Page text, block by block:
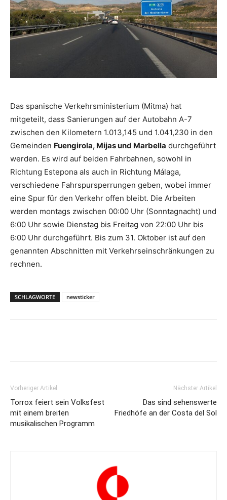
Das spanische Verkehrsministerium (Mitma) hat
mitgeteilt, dass Sanierungen auf der Autobahn A-7
zwischen den Kilometern 1.013,145 und 1.041,230 in den
Gemeinden Fuengirola, Mijas und Marbella durchgeführt
werden. Es wird auf beiden Fahrbahnen, sowohl in
Richtung Estepona als auch in Richtung Málaga,
verschiedene Fahrspursperrungen geben, wobei immer
eine Spur für den Verkehr offen bleibt. Die Arbeiten
werden montags zwischen 00:00 Uhr (Sonntagnacht) und
6:00 Uhr sowie Dienstag bis Freitag von 22:00 Uhr bis
6:00 Uhr durchgeführt. Bis zum 31. Oktober ist auf den
genannten Abschnitten mit Verkehrseinschränkungen zu
rechnen.
SCHLAGWORTE newsticker
Vorheriger Artikel
Torrox feiert sein Volksfest
mit einem breiten
musikalischen Programm
Nächster Artikel
Das sind sehenswerte
Friedhöfe an der Costa del Sol